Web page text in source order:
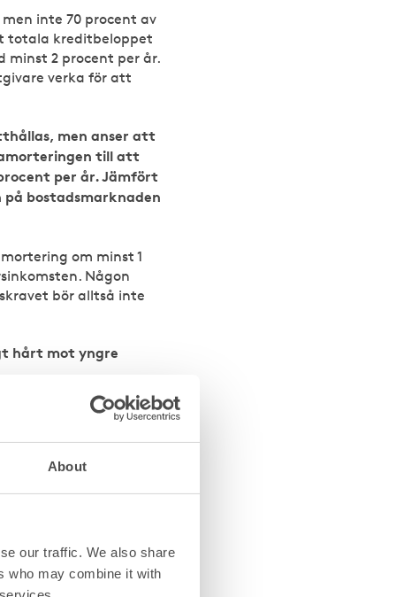
About
our traffic. We also share
who may combine it with
inte 70 procent av
totala kreditbeloppet
minst 2 procent per år.
verka för att
men anser att
amorteringen till att
per år. Jämfört
bostadsmarknaden
om minst 1
Någon
bör alltså inte
hårt mot yngre
kreditgivare att
drabba hushållen
högst 90 procent